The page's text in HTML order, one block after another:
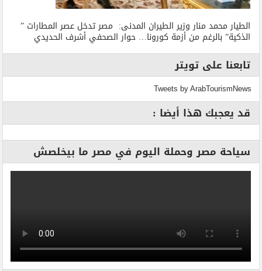
الطيار محمد منار وزير الطيران المدنى: مصر تدخل عصر المطارات ”
الذكية” بالرغم من أزمة كورونا… حوار الصحفي أشرف الحديدي
تابعنا على تويتر
Tweets by ArabTourismNews
قد يعجبك هذا أيضا :
سياحة مصر وحملة اليوم في مصر ما بيخلصش